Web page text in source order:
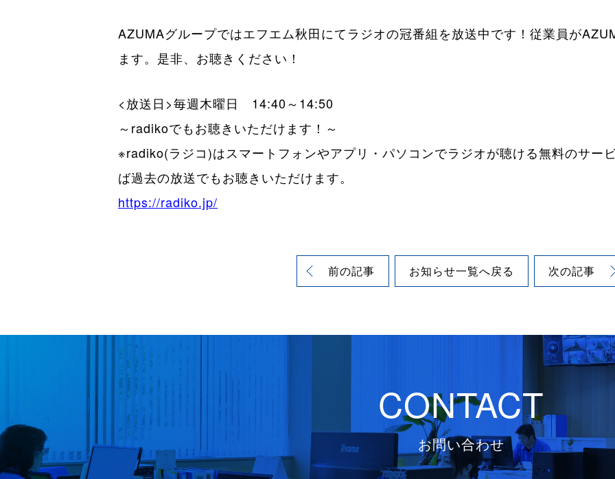
AZUMAグループではエフエム秋田にてラジオの冠番組を放送中です！従業員が
ます。是非、お聴きください！
<放送日>毎週木曜日 14:40～14:50
～radikoでもお聴きいただけます！～
※radiko(ラジコ)はスマートフォンやアプリ・パソコンでラジオが聴ける無料のサー
ば過去の放送でもお聴きいただけます。
https://radiko.jp/
前の記事 お知らせ一覧へ戻る 次の記事
CONTACT
お問い合わせ